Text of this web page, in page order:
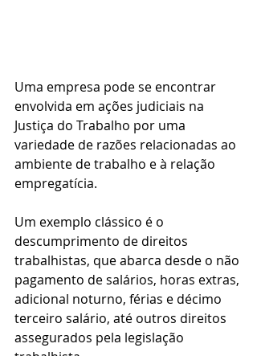
Uma empresa pode se encontrar
envolvida em ações judiciais na
Justiça do Trabalho por uma
variedade de razões relacionadas ao
ambiente de trabalho e à relação
empregatícia.
Um exemplo clássico é o
descumprimento de direitos
trabalhistas, que abarca desde o não
pagamento de salários, horas extras,
adicional noturno, férias e décimo
terceiro salário, até outros direitos
assegurados pela legislação